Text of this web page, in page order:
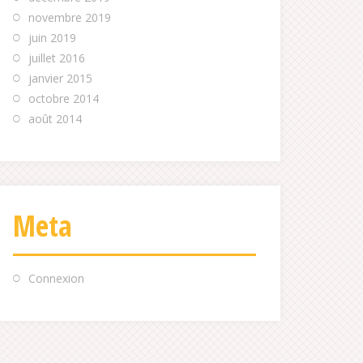
novembre 2019
juin 2019
juillet 2016
janvier 2015
octobre 2014
août 2014
Meta
Connexion